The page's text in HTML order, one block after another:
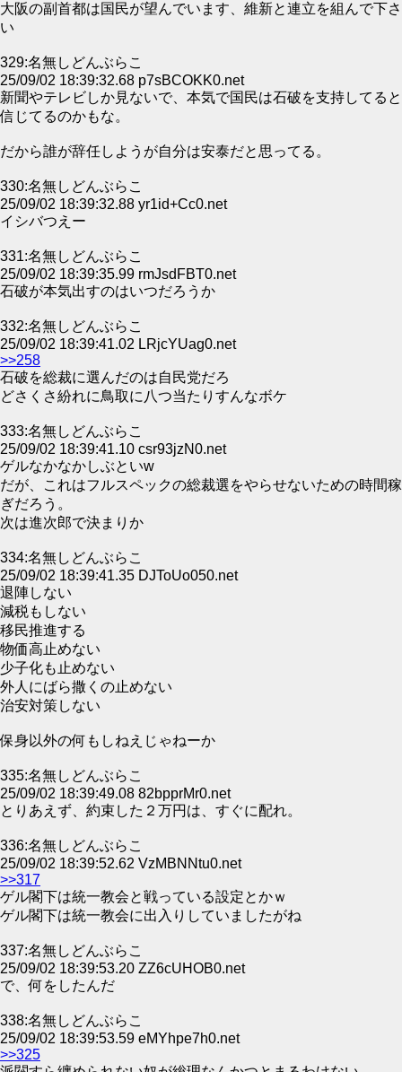
大阪の副首都は国民が望んでいます、維新と連立を組んで下さ
い
329:名無しどんぶらこ
25/09/02 18:39:32.68 p7sBCOKK0.net
新聞やテレビしか見ないで、本気で国民は石破を支持してると
信じてるのかもな。
だから誰が辞任しようが自分は安泰だと思ってる。
330:名無しどんぶらこ
25/09/02 18:39:32.88 yr1id+Cc0.net
イシバつえー
331:名無しどんぶらこ
25/09/02 18:39:35.99 rmJsdFBT0.net
石破が本気出すのはいつだろうか
332:名無しどんぶらこ
25/09/02 18:39:41.02 LRjcYUag0.net
>>258
石破を総裁に選んだのは自民党だろ
どさくさ紛れに鳥取に八つ当たりすんなボケ
333:名無しどんぶらこ
25/09/02 18:39:41.10 csr93jzN0.net
ゲルなかなかしぶといw
だが、これはフルスペックの総裁選をやらせないための時間稼
ぎだろう。
次は進次郎で決まりか
334:名無しどんぶらこ
25/09/02 18:39:41.35 DJToUo050.net
退陣しない
減税もしない
移民推進する
物価高止めない
少子化も止めない
外人にばら撒くの止めない
治安対策しない
保身以外の何もしねえじゃねーか
335:名無しどんぶらこ
25/09/02 18:39:49.08 82bpprMr0.net
とりあえず、約束した２万円は、すぐに配れ。
336:名無しどんぶらこ
25/09/02 18:39:52.62 VzMBNNtu0.net
>>317
ゲル閣下は統一教会と戦っている設定とかｗ
ゲル閣下は統一教会に出入りしていましたがね
337:名無しどんぶらこ
25/09/02 18:39:53.20 ZZ6cUHOB0.net
で、何をしたんだ
338:名無しどんぶらこ
25/09/02 18:39:53.59 eMYhpe7h0.net
>>325